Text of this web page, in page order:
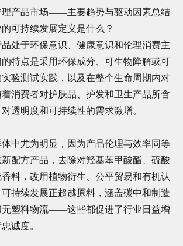
理产品市场——主要趋势与驱动因素总结
可持续发展定义是什么？
处于环保意识、健康意识和伦理消费主
特点是采用环保成分、可生物降解或可
验测试实践，以及在整个生命周期内对
消费者对护肤品、护发和卫生产品所含
透明度和可持续性的需求激增。
中尤为明显，因为产品伦理与效率同等
配方产品，去除对羟基苯甲酸酯、硫酸
料，改用植物衍生、公平贸易和有机认
持续发展正超越原料，涵盖碳中和制造
无塑料物流——这些都促进了行业日益增
诚度。